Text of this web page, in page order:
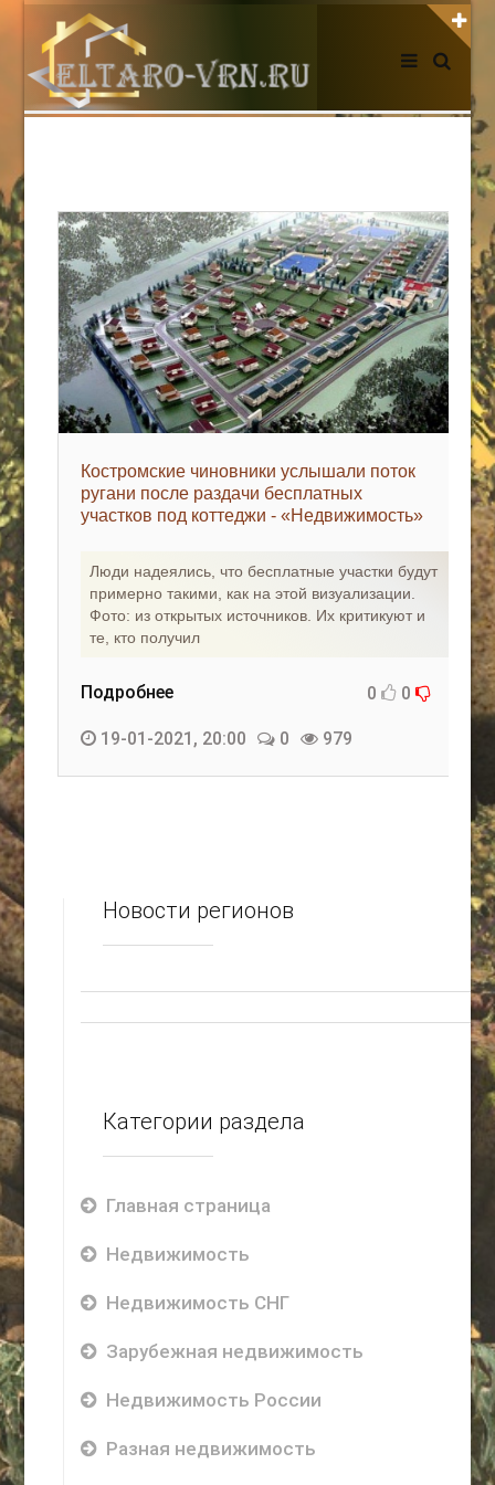
АВТОРИЗАЦИЯ НА САЙТЕ
Регистрация
НОВОСТИ СЕГОДНЯ
КАК С НАМИ СВЯЗАТЬСЯ
Edgarpo26@gmail.com
axin.ed@yandex.ru
Eltaro-Vrn.ru
@Edgarpo36
Костромские чиновники услышали поток
ругани после раздачи бесплатных
участков под коттеджи - «Недвижимость»
Люди надеялись, что бесплатные участки будут
примерно такими, как на этой визуализации.
Фото: из открытых источников. Их критикуют и
те, кто получил
Подробнее 0 0
19-01-2021, 20:00 0 979
Новости регионов
Категории раздела
Главная страница
Недвижимость
Недвижимость СНГ
Зарубежная недвижимость
Недвижимость России
Разная недвижимость